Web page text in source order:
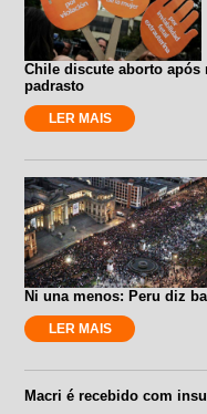
Chile discute aborto após
padrasto
LER MAIS
Ni una menos: Peru diz
LER MAIS
Macri é recebido com